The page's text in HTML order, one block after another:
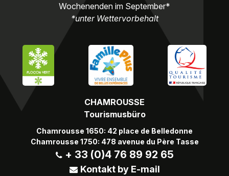
CHAMROUSSE
Tourismusbüro
Chamrousse 1650: 42 place de Belledonne
Chamrousse 1750: 478 avenue du Père Tasse
+ 33 (0)4 76 89 92 65
Kontakt by E-mail
Wochenenden im September*
*unter Wettervorbehalt